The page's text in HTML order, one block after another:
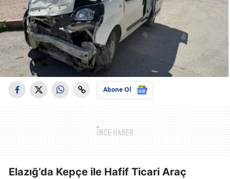
Abone Ol
Elazığ’da Kepçe ile Hafif Ticari Araç